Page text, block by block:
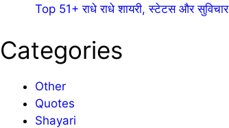
Top 51+ राधे राधे शायरी, स्टेटस और सुविचार
Categories
Other
Quotes
Shayari